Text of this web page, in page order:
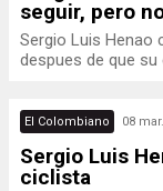
seguir, pero
Sergio Luis Henao
despues de que
El Colombiano 08
Sergio Luis
ciclista